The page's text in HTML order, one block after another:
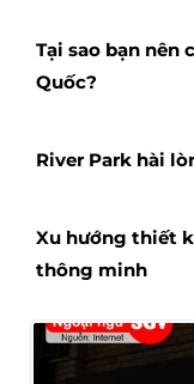
Tại sao bạn nên
Quốc?
River Park hài
Xu hướng thiết
thông minh